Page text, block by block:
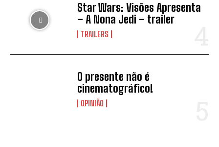
Star Wars: Visões Apresenta
– A Nona Jedi – trailer
TRAILERS
O presente não é
cinematográfico!
OPINIÃO